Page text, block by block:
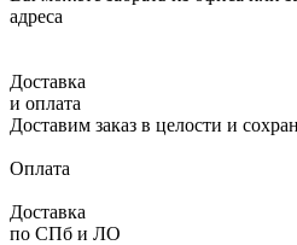
адреса
Доставка
и оплата
Доставим заказ в целости и
Оплата
Доставка
по СПб и ЛО